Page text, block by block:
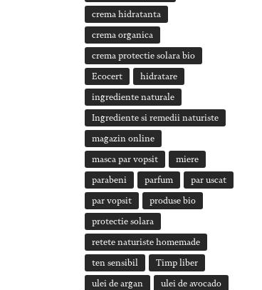
crema hidratanta
crema organica
crema protectie solara bio
Ecocert hidratare
ingrediente naturale
Ingrediente si remedii naturiste
magazin online
masca par vopsit miere
parabeni parfum par uscat
par vopsit produse bio
protectie solara
retete naturiste homemade
ten sensibil Timp liber
ulei de argan ulei de avocado